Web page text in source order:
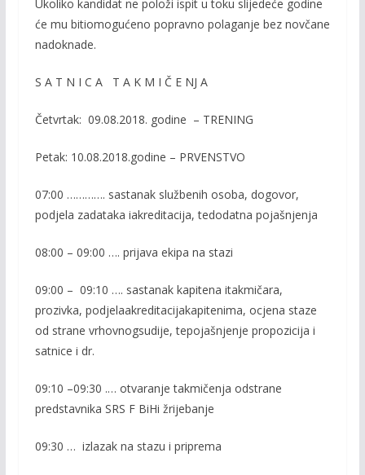
Ukoliko kandidatne položi ispitutoku slijedeće godine
će mu bitiomogućeno popravno polaganje bez novčane
nadoknade.
S A T N I C A T A K M I Č E NJ A
Četvrtak: 09.08.2018. godine – TRENING
Petak: 10.08.2018.godine – PRVENSTVO
07:00 …………. sastanak službenih osoba, dogovor,
podjela zadataka iakreditacija,tedodatna pojašnjenja
08:00 – 09:00 …. prijava ekipa na stazi
09:00 – 09:10 …. sastanak kapitena itakmičara,
prozivka, podjelaakreditacijakapitenima, ocjena staze
od strane vrhovnogsudije,tepojašnjenje propozicija i
satnice i dr.
09:10 –09:30 .… otvaranje takmičenja odstrane
predstavnika SRS F BiHi žrijebanje
09:30 … izlazak na stazu i priprema